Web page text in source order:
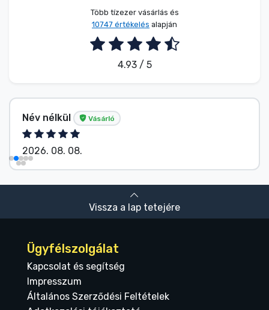
Több tízezer vásárlás és
10747 értékelés alapján
4.93 / 5
Név nélkül Vásárló
2026. 08. 08.
Vissza a lap tetejére
Ügyfélszolgálat
Kapcsolat és segítség
Impresszum
Általános Szerződési Feltételek